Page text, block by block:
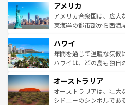
ンツ一覧を参照してほし
の建物がそのまま残る町
博物館もあり、アルプス
ことができる。国民の所
ば市内交通費無料で観光を楽
着のスイス情報はコンテ
アメリカ
アメリカ合衆国は、広大
東海岸の都市部から西海
のような巨大都市は、観
ンメントが詰まった刺激
西部には大自然が広がり
部のニューオーリンズで
文化が魅力。旅行者はア
しみながら、その多様性
ハワイ
年間を通じて温暖な気候
ハワイは、どの島も独自
ワイ島は見逃せない。ま
島だが、静かな自然を求
おすすめ。エメラルドグ
オーストラリア
オーストラリアは、壮大
シドニーのシンボルであ